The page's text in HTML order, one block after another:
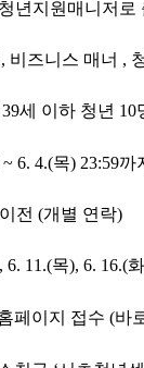
년지원매니저로
비즈니스 매너 ,
세 이하 청년 10
6. 4.(목) 23:59까
전 (개별 연락)
6. 11.(목), 6. 16.(
페이지 접수 (바